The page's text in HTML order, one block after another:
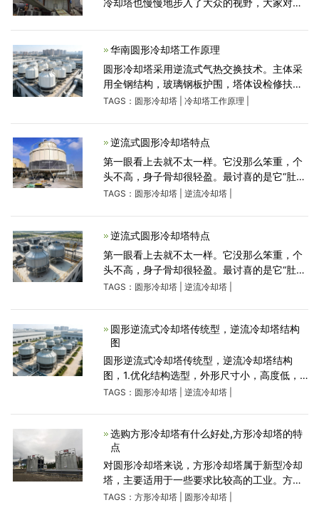
一是冷却效果，二是价格，三是使用寿命。今
天冷却塔维修厂家的的
华南圆形冷却塔工作原理
圆形冷却塔采用逆流式气热交换技术。主体采
用全钢结构，玻璃钢板护围，塔体设检修扶梯
供塔顶设备的正常维护管理。填料采用优质的
TAGS： 圆形冷却塔| 冷却塔工作原理
逆流式圆形冷却塔特点
第一眼看上去就不太一样。它没那么笨重，个
头不高，身子骨却很轻盈。最讨喜的是它“肚子
大、嘴多”，四面都能进风。这就解决了大麻烦
TAGS： 圆形冷却塔| 逆流冷却塔|
逆流式圆形冷却塔特点
第一眼看上去就不太一样。它没那么笨重，个
头不高，身子骨却很轻盈。最讨喜的是它“肚子
大、嘴多”，四面都能进风。这就解决了大麻烦
TAGS： 圆形冷却塔| 逆流冷却塔|
圆形逆流式冷却塔传统型，逆流冷却塔结构
图
圆形逆流式冷却塔传统型，逆流冷却塔结构
图，1.优化结构选型，外形尺寸小，高度低，
重量轻，且四周进风，较少受布置场地的限
TAGS： 圆形冷却塔| 逆流冷却塔|
选购方形冷却塔有什么好处,方形冷却塔的特
点
对圆形冷却塔来说，方形冷却塔属于新型冷却
塔，主要适用于一些要求比较高的工业。方形
冷却塔噪音低，可以多台并联安装，比较美
TAGS： 方形冷却塔| 圆形冷却塔|